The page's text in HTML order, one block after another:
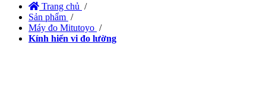
Trang chủ /
Sản phẩm /
Máy đo Mitutoyo /
Kính hiển vi đo lường